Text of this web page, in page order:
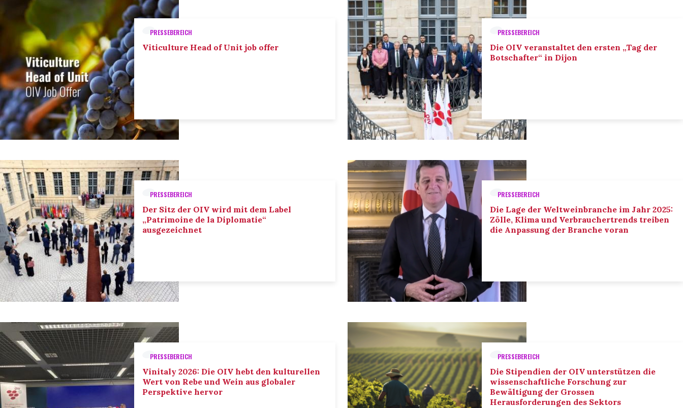
PRESSEBEREICH
Viticulture Head of Unit job offer
PRESSEBEREICH
Die OIV veranstaltet den ersten „Tag der
Botschafter“ in Dijon
PRESSEBEREICH
Der Sitz der OIV wird mit dem Label
„Patrimoine de la Diplomatie“
ausgezeichnet
PRESSEBEREICH
Die Lage der Weltweinbranche im Jahr 2025:
Zölle, Klima und Verbrauchertrends treiben
die Anpassung der Branche voran
PRESSEBEREICH
Vinitaly 2026: Die OIV hebt den kulturellen
Wert von Rebe und Wein aus globaler
Perspektive hervor
PRESSEBEREICH
Die Stipendien der OIV unterstützen die
wissenschaftliche Forschung zur
Bewältigung der Grossen
Herausforderungen des Sektors